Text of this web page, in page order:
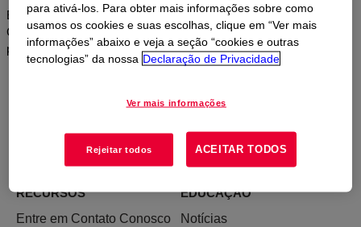
Encontre facilmente o agente de liberação Industrial Certo com o
Guided Product Selector da Dow, simplificado, intuitivo e criado
para uma descoberta de produtos mais inteligente.
RECURSOS
Entre em Contato Conosco
EDUCAÇÃO
Notícias
para ativá-los. Para obter mais informações sobre como
usamos os cookies e suas escolhas, clique em “Ver mais
informações” abaixo e veja a seção “cookies e outras
tecnologias” da nossa Declaração de Privacidade
Ver mais informações
Rejeitar todos ACEITAR TODOS